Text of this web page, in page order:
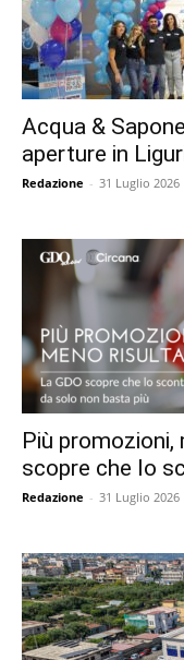
Acqua &
aperture in
Redazione - 31 Luglio 2026
Più promozioni,
scopre che lo
Redazione - 31 Luglio 2026